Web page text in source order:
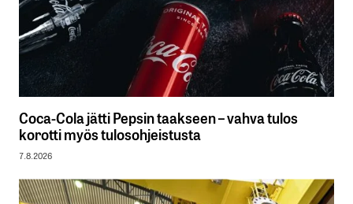
Coca-Cola jätti Pepsin taakseen – vahva tulos
korotti myös tulosohjeistusta
7.8.2026